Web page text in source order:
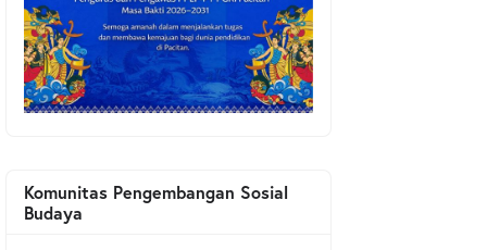
Komunitas Pengembangan Sosial
Budaya